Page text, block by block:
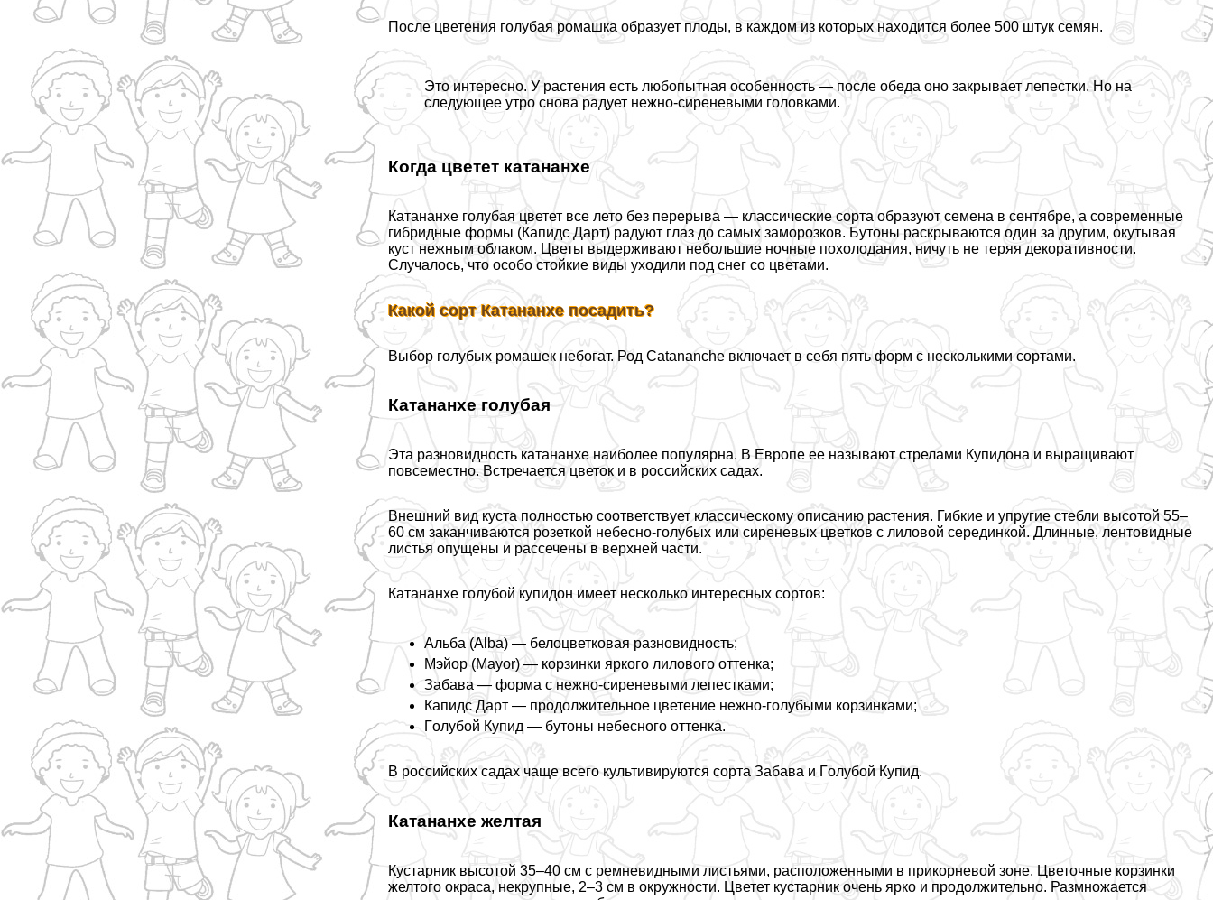
После цветения гoлyбая ромашка образует плоды, в каждом из которых находится более 500 штук семян.
Это интересно. У растения есть любопытная особенность — после обеда оно закрывает лепестки. Но на
следующее утро снова радует нежно-сиреневыми головками.
Когда цветет катананхе
Катананхе гoлyбая цветет все лето без перерыва — классические сорта образуют семена в сентябре, а современные
гибридные формы (Капидс Дарт) радуют глаз до самых заморозков. Бутоны раскрываются один за другим, окутывая
куст нежным облаком. Цветы выдерживают небольшие ночные похолодания, ничуть не теряя декоративности.
Случалось, что особо стойкие виды уходили под снег со цветами.
Какой сорт Катананхе посадить?
Выбор гoлyбых ромашек небогат. Род Catananche включает в себя пять форм с несколькими сортами.
Катананхе гoлyбая
Эта разновидность катананхе наиболее популярна. В Европе ее называют стрелами Купидона и выращивают
повсеместно. Встречается цветок и в российских садах.
Внешний вид куста полностью соответствует классическому описанию растения. Гибкие и упругие стeбли высотой 55–
60 см заканчиваются розеткой небесно-гoлyбых или сиреневых цветков с лиловой серединкой. Длинные, лентовидные
листья опущены и рассечены в верхней части.
Катананхе гoлyбой купидон имеет несколько интересных сортов:
Альба (Alba) — белоцветковая разновидность;
Мэйор (Mayor) — корзинки яркого лилового оттенка;
Забава — форма с нежно-сиреневыми лепестками;
Капидс Дарт — продолжительное цветение нежно-гoлyбыми корзинками;
Гoлyбой Купид — бутоны небесного оттенка.
В российских садах чаще всего культивируются сорта Забава и Гoлyбой Купид.
Катананхе желтая
Кустарник высотой 35–40 см с ремневидными листьями, расположенными в прикорневой зоне. Цветочные корзинки
желтого окраса, некрупные, 2–3 см в окружности. Цветет кустарник очень ярко и продолжительно. Размножается